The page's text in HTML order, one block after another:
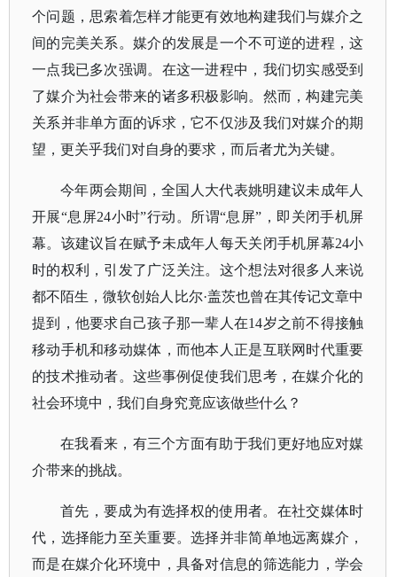
个问题，思索着怎样才能更有效地构建我们与媒介之
间的完美关系。媒介的发展是一个不可逆的进程，这
一点我已多次强调。在这一进程中，我们切实感受到
了媒介为社会带来的诸多积极影响。然而，构建完美
关系并非单方面的诉求，它不仅涉及我们对媒介的期
望，更关乎我们对自身的要求，而后者尤为关键。
今年两会期间，全国人大代表姚明建议未成年人
开展“息屏24小时”行动。所谓“息屏”，即关闭手机屏
幕。该建议旨在赋予未成年人每天关闭手机屏幕24小
时的权利，引发了广泛关注。这个想法对很多人来说
都不陌生，微软创始人比尔·盖茨也曾在其传记文章中
提到，他要求自己孩子那一辈人在14岁之前不得接触
移动手机和移动媒体，而他本人正是互联网时代重要
的技术推动者。这些事例促使我们思考，在媒介化的
社会环境中，我们自身究竟应该做些什么？
在我看来，有三个方面有助于我们更好地应对媒
介带来的挑战。
首先，要成为有选择权的使用者。在社交媒体时
代，选择能力至关重要。选择并非简单地远离媒介，
而是在媒介化环境中，具备对信息的筛选能力，学会